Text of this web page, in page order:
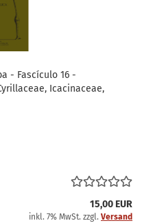
- Fascículo 16 -
Icacinaceae,
15,00 EUR
inkl. 7% MwSt. zzgl. Versand